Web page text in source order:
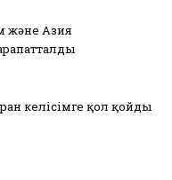
және Азия
келісімге қол қойды